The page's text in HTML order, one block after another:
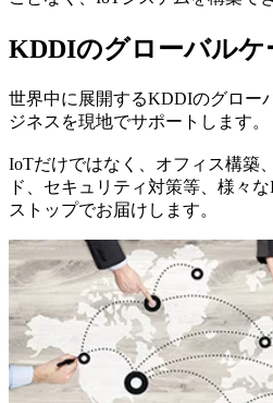
KDDIのグローバルケ
世界中に展開するKDDIのグロー
ジネスを現地でサポートします。
IoTだけではなく、オフィス構築
ド、セキュリティ対策等、様々
ストップでお届けします。